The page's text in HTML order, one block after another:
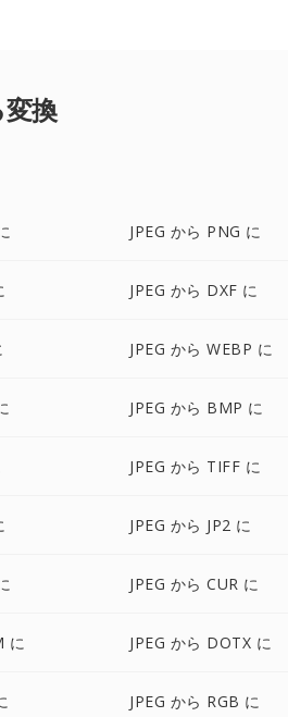
換
JPEG から PNG に
JPEG から DXF に
JPEG から WEBP に
JPEG から BMP に
JPEG から TIFF に
JPEG から JP2 に
JPEG から CUR に
に JPEG から DOTX に
JPEG から RGB に